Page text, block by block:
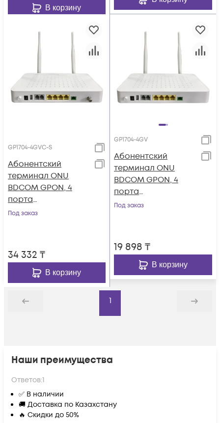
В корзину
GP1704-4GVC-S
Абонентский
терминал ONU
BDCOM GPON, 4
порта
10/100/1000Base-T, 2
Под заказ
34 332 ₸
В корзину
GP1704-4GV
Абонентский
терминал ONU
BDCOM GPON, 4
порта
10/100/1000Base-T, 2
Под заказ
19 898 ₸
В корзину
Назад
1
Дальше
Наши преимущества
Ответов:1
✅ В наличии
🚚 Доставка по Казахстану
🔥 Скидки до 50%